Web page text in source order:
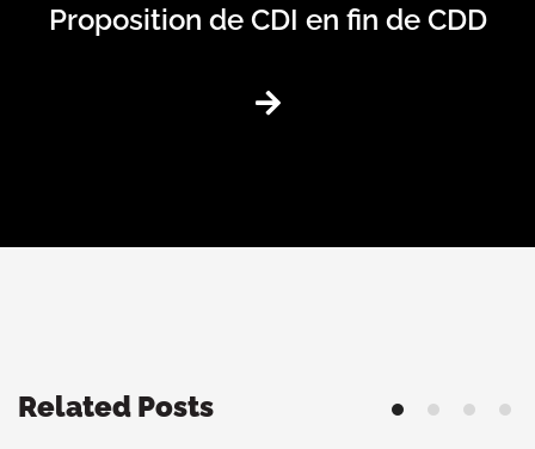
Proposition de CDI en fin de CDD
Related Posts